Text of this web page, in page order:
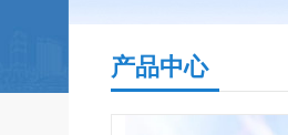
产品中心